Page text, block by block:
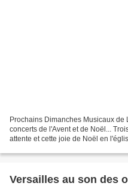
Prochains Dimanches Musicaux
concerts de l'Avent et de Noël...
attente et cette joie de Noël en
Versailles au son des